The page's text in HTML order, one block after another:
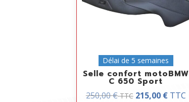
Délai de 5 semaines
Selle confort motoBMW
C 650 Sport
250,00€ TTC 215,00 € TTC